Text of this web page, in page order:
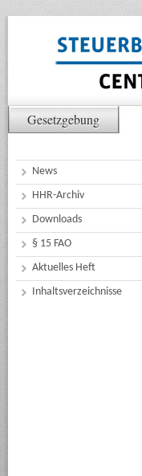
Gesetzgebung
News
HHR-Archiv
Downloads
§ 15 FAO
Aktuelles Heft
Inhaltsverzeichnisse